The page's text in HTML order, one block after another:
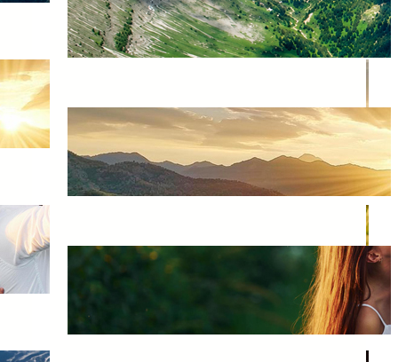
Para o Plano Espiritual?
18/05/2026
Quanto Tempo Leva Para
um Espírito Entender Que
Desencarnou?
18/05/2026
A Pessoa Pode Visitar a
Família Após Desencarnar?